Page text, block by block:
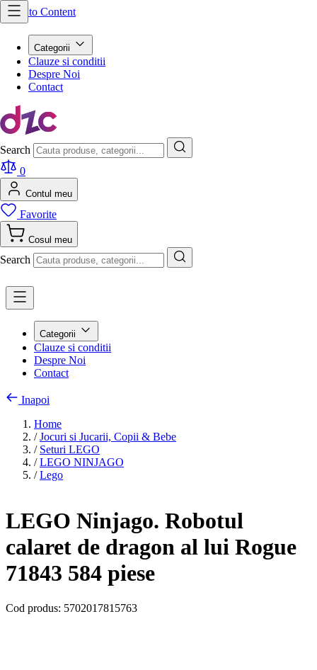
Skip to Content
Categorii
Clauze si conditii
Despre Noi
Contact
Search
0
Contul meu
Favorite
Cosul meu
Search
Categorii
Clauze si conditii
Despre Noi
Contact
Inapoi
Home
/ Jocuri si Jucarii, Copii & Bebe
/ Seturi LEGO
/ LEGO NINJAGO
/ Lego
LEGO Ninjago. Robotul
calaret de dragon al lui Rogue
71843 584 piese
Cod produs: 5702017815763